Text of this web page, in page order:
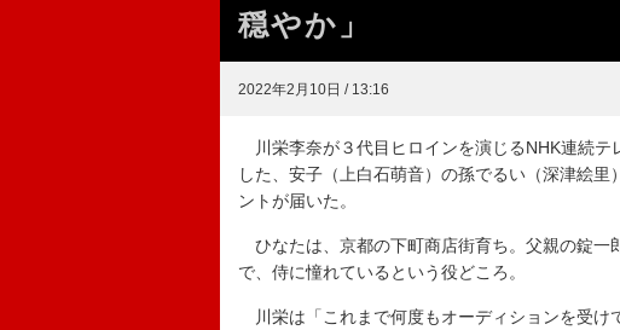
穏やか」
2022年2月10日 / 13:16
川栄李奈が３代目ヒロインを演じるNHK連続
した、安子（上白石萌音）の孫でるい（深津絵
ントが届いた。
ひなたは、京都の下町商店街育ち。父親の錠一
で、侍に憧れているという役どころ。
川栄は「これまで何度もオーディションを受け